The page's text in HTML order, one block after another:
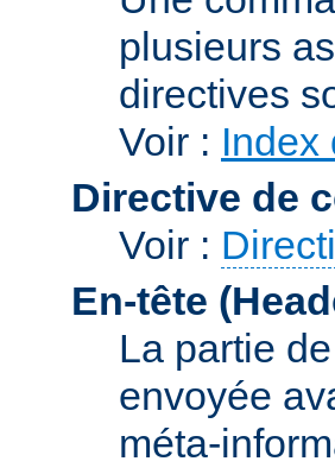
plusieurs
directives
Voir : Index
Directive de
Voir :
En-tête
La partie
envoyée
méta-